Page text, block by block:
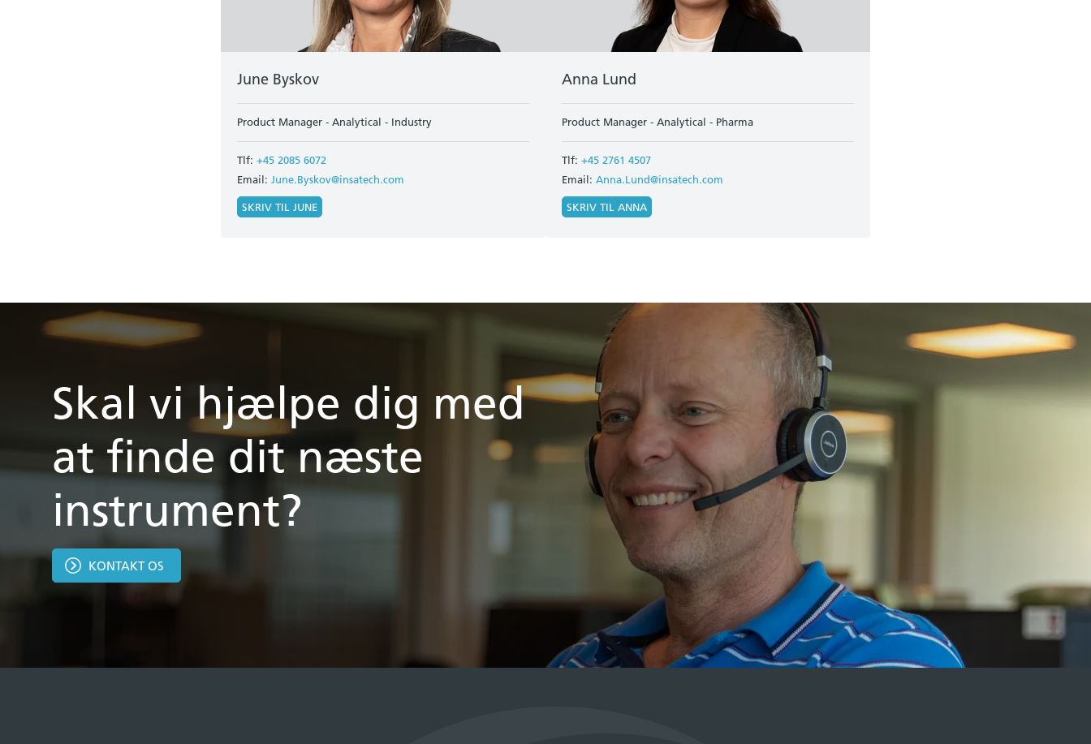
June Byskov
Product Manager - Analytical - Industry
Tlf: +45 2085 6072
Email: June.Byskov@insatech.com
SKRIV TIL JUNE
Anna Lund
Product Manager - Analytical - Pharma
Tlf: +45 2761 4507
Email: Anna.Lund@insatech.com
SKRIV TIL ANNA
Skal vi hjælpe dig med
at finde dit næste
instrument?
KONTAKT OS